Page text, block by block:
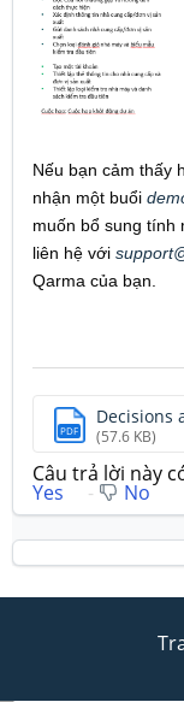
Nếu bạn cảm thấy
nhận một buổi
muốn bổ sung tính
liên hệ với
Qarma của bạn.
PDF
Decisions
(57.6 KB)
Câu trả lời này
Yes No